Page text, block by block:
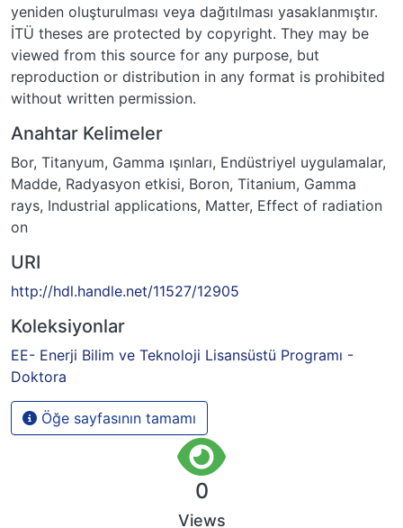
yeniden oluşturulması veya dağıtılması yasaklanmıştır.
İTÜ theses are protected by copyright. They may be
viewed from this source for any purpose, but
reproduction or distribution in any format is prohibited
without written permission.
Anahtar Kelimeler
Bor, Titanyum, Gamma ışınları, Endüstriyel uygulamalar,
Madde, Radyasyon etkisi, Boron, Titanium, Gamma
rays, Industrial applications, Matter, Effect of radiation
on
URI
http://hdl.handle.net/11527/12905
Koleksiyonlar
EE- Enerji Bilim ve Teknoloji Lisansüstü Programı -
Doktora
Öğe sayfasının tamamı
0
Views